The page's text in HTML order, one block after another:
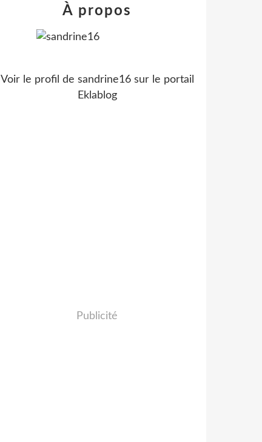
À propos
Voir le profil de sandrine16sur le portail
Eklablog
Publicité